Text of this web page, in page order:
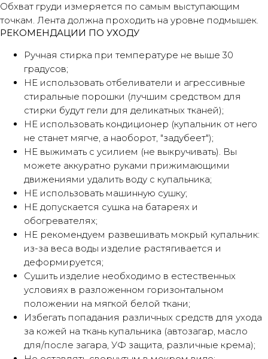
Обхват груди измеряется по самым выступающим
точкам. Лента должна проходить на уровне подмышек.
РЕКОМЕНДАЦИИ ПО УХОДУ
Ручная стирка при температуре не выше 30
градусов;
НЕ использовать отбеливатели и агрессивные
стиральные порошки (лучшим средством для
стирки будут гели для деликатных тканей);
НЕ использовать кондиционер (купальник от него
не станет мягче, а наоборот, "задубеет");
НЕ выжимать с усилием (не выкручивать). Вы
можете аккуратно руками прижимающими
движениями удалить воду с купальника;
НЕ использовать машинную сушку;
НЕ допускается сушка на батареях и
обогревателях;
НЕ рекомендуем развешивать мокрый купальник:
из-за веса воды изделие растягивается и
деформируется;
Сушить изделие необходимо в естественных
условиях в разложенном горизонтальном
положении на мягкой белой ткани;
Избегать попадания различных средств для ухода
за кожей на ткань купальника (автозагар, масло
для/после загара, УФ защита, различные крема);